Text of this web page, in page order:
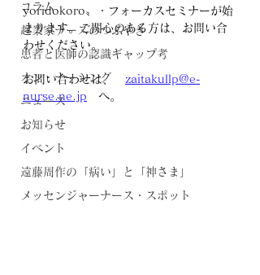
コラム
起業家ナースのつぶやき
患者と医師の認識ギャップ考
オン・ナーシング
ニュース
お知らせ
イベント
遠藤周作の「病い」と「神さま」
メッセンジャーナース・スポット
yoridokoro〟・フォーカスセミナーが始
まります。 ご関心のある方は、お問い合
わせください。
お問い合わせは、 zaitakullp@e-
nurse.ne.jp へ。